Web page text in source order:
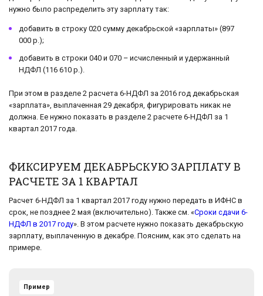
нужно было распределить эту зарплату так:
добавить в строку 020 сумму декабрьской «зарплаты» (897
000 р.);
добавить в строки 040 и 070 – исчисленный и удержанный
НДФЛ (116 610 р.).
При этом в разделе 2 расчета 6-НДФЛ за 2016 год декабрьская
«зарплата», выплаченная 29 декабря, фигурировать никак не
должна. Ее нужно показать в разделе 2 расчете 6-НДФЛ за 1
квартал 2017 года.
ФИКСИРУЕМ ДЕКАБРЬСКУЮ ЗАРПЛАТУ В
РАСЧЕТЕ ЗА 1 КВАРТАЛ
Расчет 6-НДФЛ за 1 квартал 2017 году нужно передать в ИФНС в
срок, не позднее 2 мая (включительно). Также см. «Сроки сдачи 6-
НДФЛ в 2017 году». В этом расчете нужно показать декабрьскую
зарплату, выплаченную в декабре. Поясним, как это сделать на
примере.
Пример